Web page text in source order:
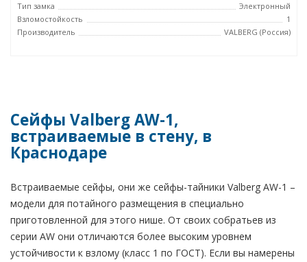
Тип замка
Электронный
Взломостойкость
1
Производитель
VALBERG (Россия)
Сейфы Valberg AW-1,
встраиваемые в стену, в
Краснодаре
Встраиваемые сейфы, они же сейфы-тайники Valberg AW-1 –
модели для потайного размещения в специально
приготовленной для этого нише. От своих собратьев из
серии AW они отличаются более высоким уровнем
устойчивости к взлому (класс 1 по ГОСТ). Если вы намерены